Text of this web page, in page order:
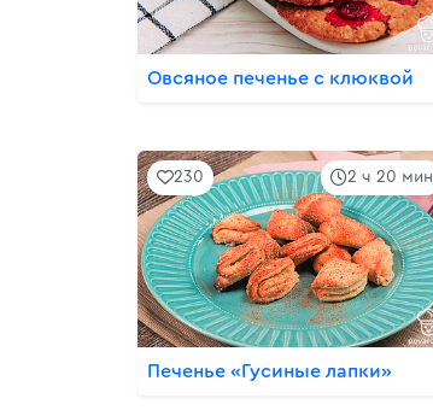
Овсяное печенье с клюквой
2 ч 20 мин
230
Печенье «Гусиные лапки»